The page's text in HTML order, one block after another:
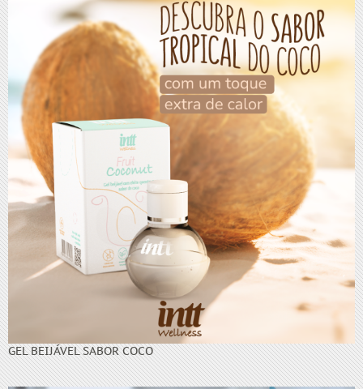
GEL BEIJÁVEL SABOR COCO